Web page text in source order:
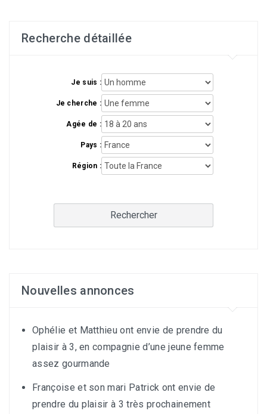
Recherche détaillée
Je suis :
Je cherche :
Agée de :
Pays :
Région :
Rechercher
Nouvelles annonces
Ophélie et Matthieu ont envie de prendre du
plaisir à 3, en compagnie d’une jeune femme
assez gourmande
Françoise et son mari Patrick ont envie de
prendre du plaisir à 3 très prochainement